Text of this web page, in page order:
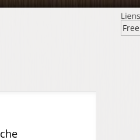
Free